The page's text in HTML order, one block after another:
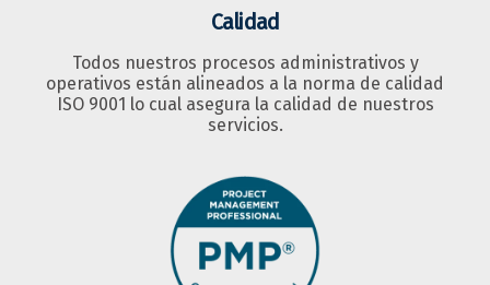
Calidad
Todos nuestros procesos administrativos y
operativos están alineados a la norma de calidad
ISO 9001 lo cual asegura la calidad de nuestros
servicios.